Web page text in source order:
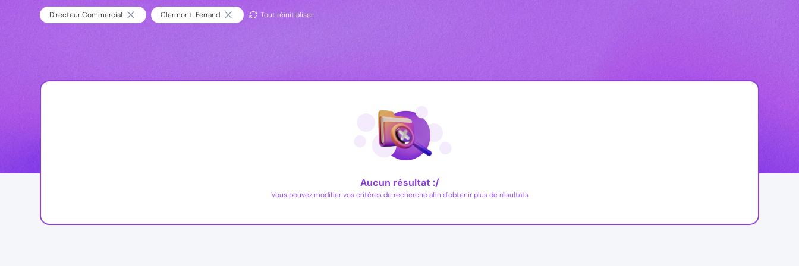
Directeur Commercial Clermont-Ferrand Tout réinitialiser
Aucun résultat :/
Vous pouvez modifier vos critères de recherche afin d'obtenir plus de résultats